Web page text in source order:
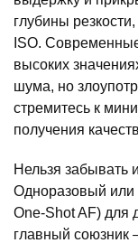
глубины
ISO.
высоких
шума, но
стремитесь к
получения
Нельзя забывать
Одноразовый или
One-Shot AF) для
главный